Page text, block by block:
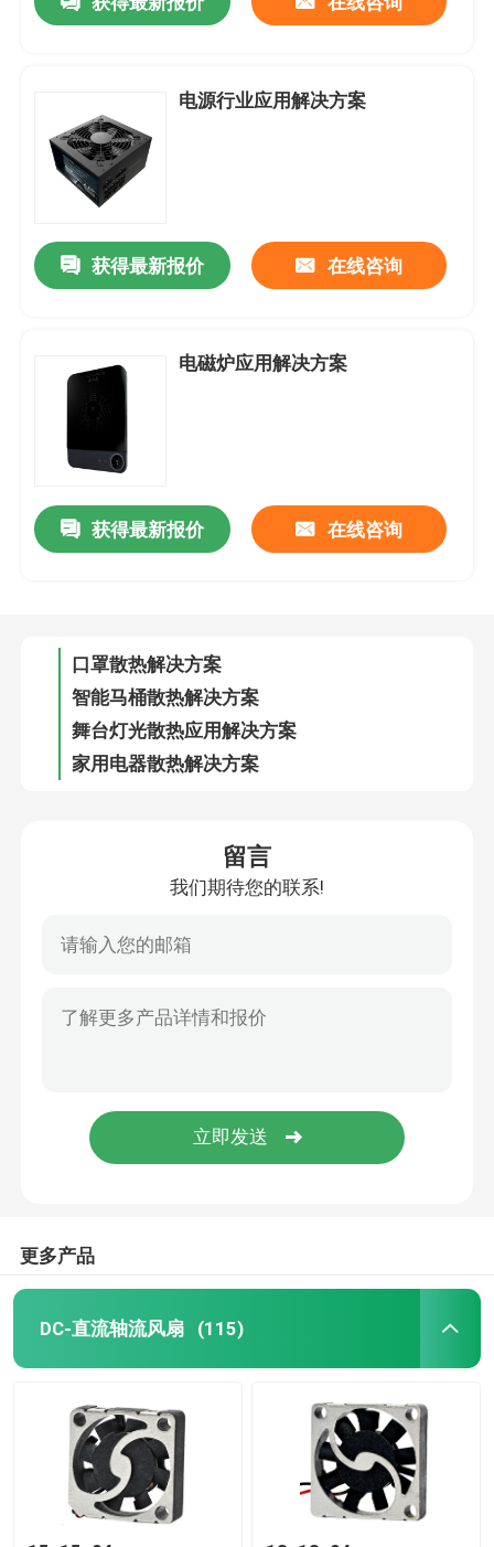
AC-交流机风扇
EC-轴流风扇
风扇配件
电源行业应用解决方案
获得最新报价 在线咨询
电磁炉应用解决方案
获得最新报价 在线咨询
口罩散热解决方案
智能马桶散热解决方案
舞台灯光散热应用解决方案
家用电器散热解决方案
留言
我们期待您的联系!
更多产品
DC-直流轴流风扇 (115)